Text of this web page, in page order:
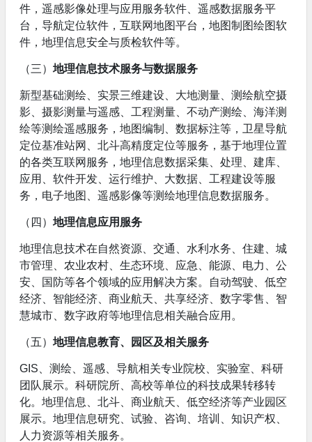
件，遥感影像处理与应用服务软件、遥感数据服务平
台，导航定位软件，互联网地图平台，地图制图绘图软
件，地理信息安全与质检软件等。
（三） 地理信息技术服务与数据服务
新型基础测绘、实景三维建设、大地测量、测绘航空摄
影、摄影测量与遥感、工程测量、不动产测绘、海洋测
绘等测绘遥感服务，地图编制、数据标注等，卫星导航
定位基准站网、北斗高精度定位等服务，基于地理位置
的各类互联网服务，地理信息数据采集、处理、建库、
应用、软件开发、运行维护、大数据、工程建设等服
务，电子地图、遥感影像等测绘地理信息数据服务。
（四） 地理信息应用 服务
地理信息技术在自然资源、交通、水利水务、住建、城
市管理、农业农村、生态环境、应急、能源、电力、公
安、国防等各个领域的应用解决方案。自动驾驶、低空
经济、智能经济、商业航天、共享经济、数字零售、智
慧城市、数字政府等地理信息相关融合应用。
（五） 地理信息教育、园区及相关服务
GIS、测绘、遥感、导航相关专业院校、实验室、科研
团队展示。科研院所、高校等单位的科技成果转移转
化。地理信息、北斗、商业航天、低空经济等产业园区
展示。地理信息研究、试验、咨询、培训、知识产权、
人力资源等相关服务。